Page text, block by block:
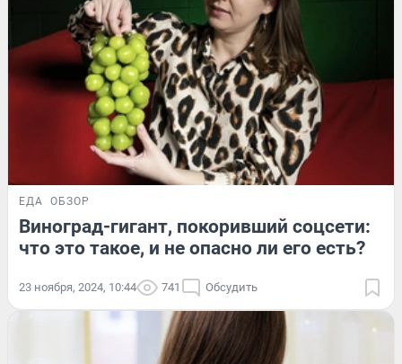
ЕДА ОБЗОР
Виноград-гигант, покоривший соцсети:
что это такое, и не опасно ли его есть?
23 ноября, 2024, 10:44 741 Обсудить